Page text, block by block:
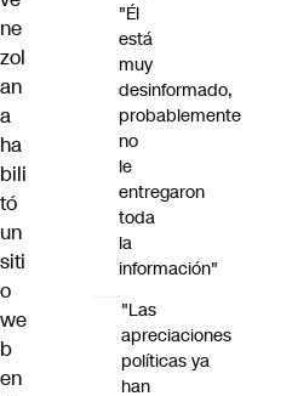
ne
zol
an
a
ha
bili
tó
un
siti
o
we
b
en
"Él
está
muy
desinformado,
probablemente
no
le
entregaron
toda
la
información"
"Las
apreciaciones
políticas ya
han